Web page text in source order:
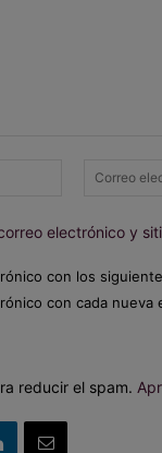
Nombre:*
electrónico y
con los
con cada nueva
reducir el spam.